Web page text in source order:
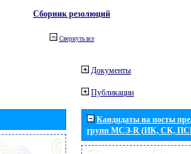
Сборник резолюций
Свернуть все
Документы
Публикации
Кандидаты на посты
групп МСЭ-R (ИК, СК,